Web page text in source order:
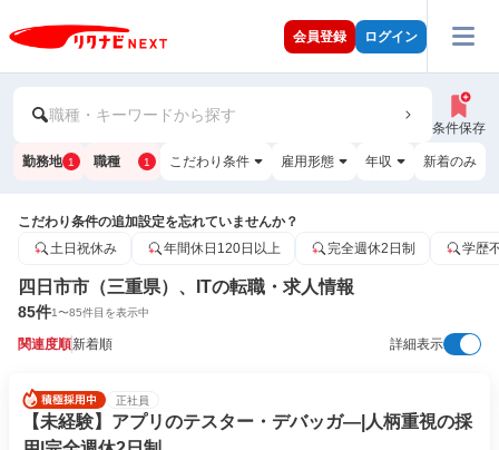
会員登録 ログイン
職種・キーワードから探す
条件保存
勤務地 1 職種 1 こだわり条件 雇用形態 年収 新着のみ
こだわり条件の追加設定を忘れていませんか？
土日祝休み
年間休日120日以上 完全週休2日制 学歴
四日市市（三重県）、ITの転職・求人情報
85件1〜85件目を表示中
関連度順新着順 詳細表示
正社員
【未経験】アプリのテスター・デバッガ―|人柄重視の採